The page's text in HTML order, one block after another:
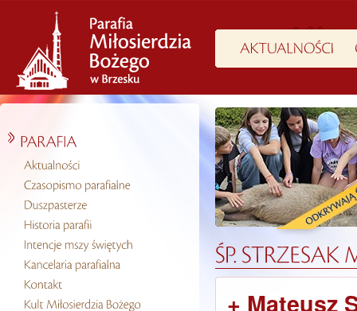
+ Mateusz